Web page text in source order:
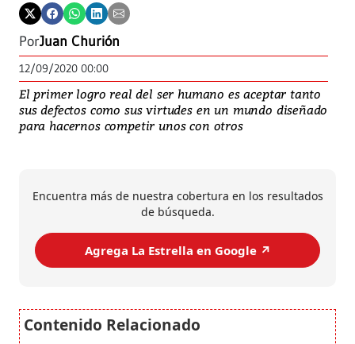
PorJuan Churión
12/09/2020 00:00
El primer logro real del ser humano es aceptar tanto
sus defectos como sus virtudes en un mundo diseñado
para hacernos competir unos con otros
Encuentra más de nuestra cobertura en los resultados
de búsqueda.
Agrega La Estrella en Google ↗️